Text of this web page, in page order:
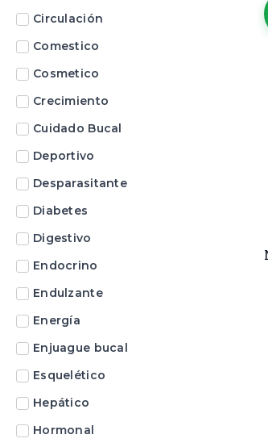
Circulación
Comestico
Cosmetico
Crecimiento
Cuidado Bucal
Deportivo
Desparasitante
Diabetes
Digestivo
Endocrino
Endulzante
Energía
Enjuague bucal
Esquelético
Hepático
Hormonal